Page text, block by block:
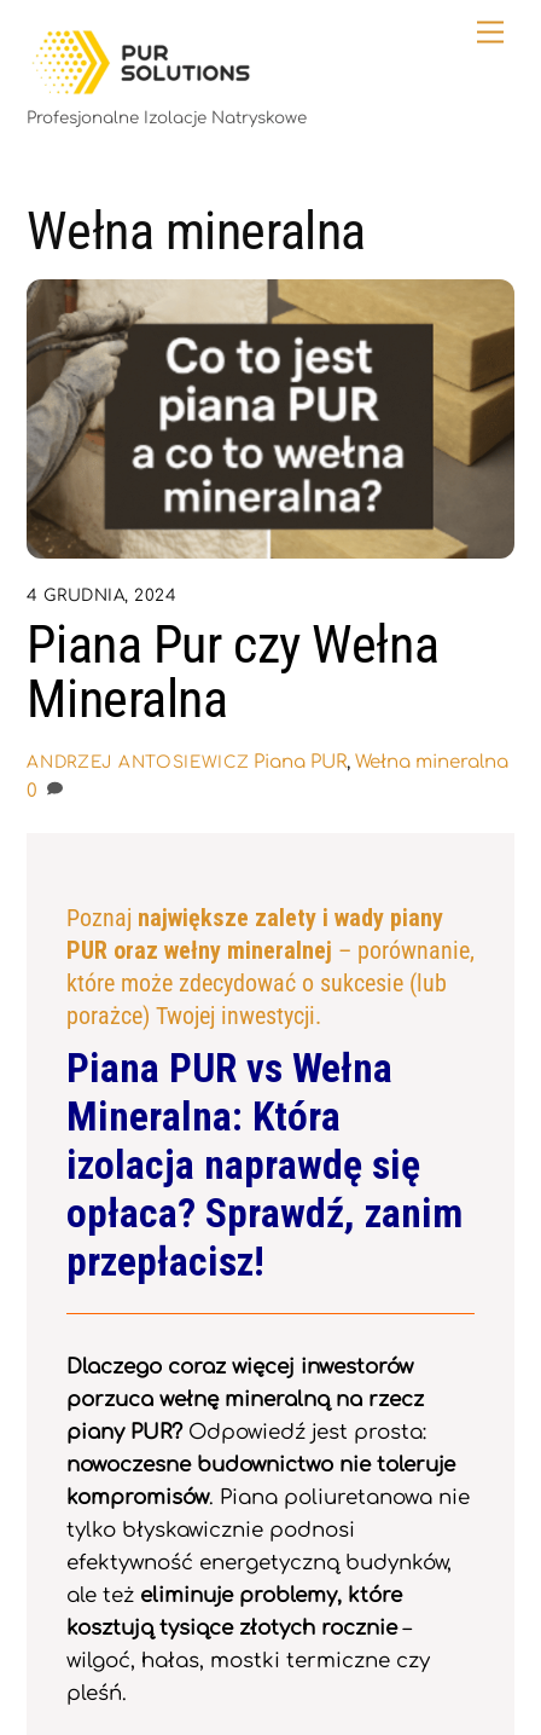
content
Profesjonalne Izolacje Natryskowe
Wełna mineralna
4 GRUDNIA, 2024
Piana Pur czy Wełna
Mineralna
ANDRZEJ ANTOSIEWICZ Piana PUR,Wełna mineralna
0
Poznaj największe zalety i wady piany
PUR oraz wełny mineralnej – porównanie,
które może zdecydować o sukcesie (lub
porażce) Twojej inwestycji.
Piana PUR vs Wełna
Mineralna: Która
izolacja naprawdę się
opłaca? Sprawdź, zanim
przepłacisz!
Dlaczego coraz więcej inwestorów
porzuca wełnę mineralną na rzecz
piany PUR?Odpowiedź jest prosta:
nowoczesne budownictwo nie toleruje
kompromisów. Piana poliuretanowa nie
tylko błyskawicznie podnosi
efektywność energetyczną budynków,
ale też eliminuje problemy, które
kosztują tysiące złotych rocznie–
wilgoć, hałas, mostki termiczne czy
pleśń.